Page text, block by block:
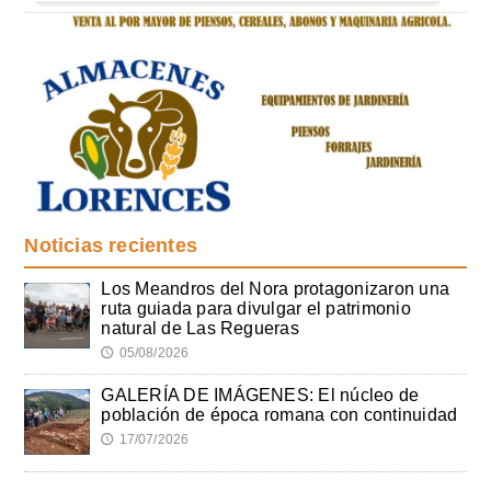
Noticias recientes
Los Meandros del Nora protagonizaron una
ruta guiada para divulgar el patrimonio
natural de Las Regueras
🕔 05/08/2026
GALERÍA DE IMÁGENES: El núcleo de
población de época romana con continuidad
🕔 17/07/2026